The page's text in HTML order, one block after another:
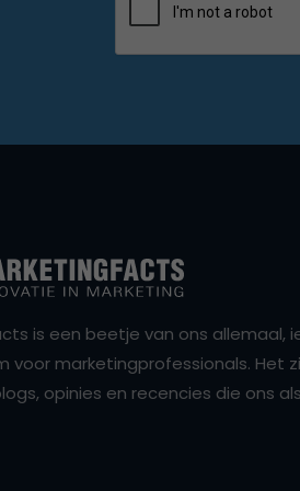
is een beetje van ons allemaal,
voor marketingprofessionals. Het
opinies en recencies die ons